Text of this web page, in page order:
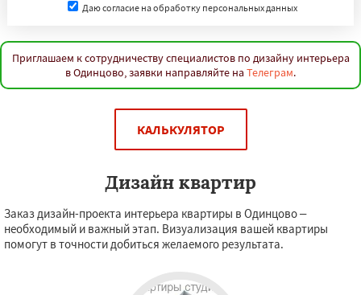
Даю согласие на обработку персональных данных
Приглашаем к сотрудничеству специалистов по дизайну интерьера
в Одинцово, заявки направляйте на Телеграм.
КАЛЬКУЛЯТОР
Дизайн квартир
Заказ дизайн-проекта интерьера квартиры в Одинцово –
необходимый и важный этап. Визуализация вашей квартиры
помогут в точности добиться желаемого результата.